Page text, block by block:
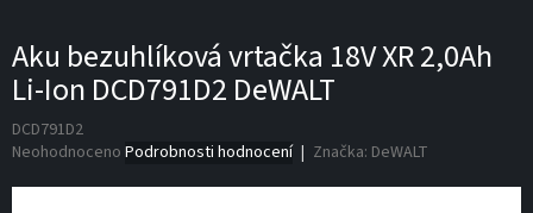
Aku bezuhlíková vrtačka 18V XR 2,0Ah
Li-Ion DCD791D2 DeWALT
DCD791D2
Průměrné
Neohodnoceno Podrobnosti hodnocení Značka: DeWALT